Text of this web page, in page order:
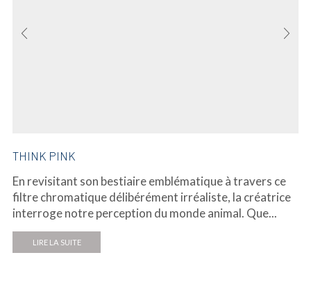
THINK PINK
En revisitant son bestiaire emblématique à travers ce
filtre chromatique délibérément irréaliste, la créatrice
interroge notre perception du monde animal. Que...
LIRE LA SUITE